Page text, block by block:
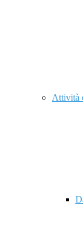
Attività